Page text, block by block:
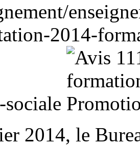
2014-
2014, le